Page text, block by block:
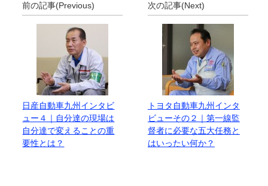
前の記事(Previous)
日産自動車九州インタビ
ュー４｜自分達の現場は
自分達で変えることの重
要性とは？
次の記事(Next)
トヨタ自動車九州インタ
ビューその２｜第一線監
督者に必要な五大任務と
はいったい何か？